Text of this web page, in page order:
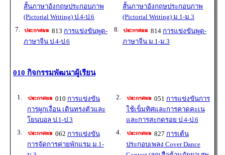
สั้นภาษาอังกฤษประกอบภาพ
(Pictorial Writing) ป.4-ป.6
สั้นภาษาอังกฤษประกอบภาพ
(Pictorial Writing) ม.1-ม.3
7.
813 การแข่งขันพูด-
ภาษาจีน ป.4-ป.6
8. 814 การแข่งขันพูด-
ภาษาจีน ม.1-ม.3
010 กิจกรรมพัฒนาผู้เรียน
1. 010 การแข่งขัน
การผูกเงื่อน เดินทรงตัวและ
โยนบอล ป.1-ป.3
2. 051 การแข่งขันการ
ใช้เข็มทิศและการคาดคะเน
และการสะกดรอย ป.4-ป.6
3.
062 การแข่งขัน
การจัดการค่ายพักแรม ม.1-
4. 827 การเต้น
ประกอบเพลง Cover Dance